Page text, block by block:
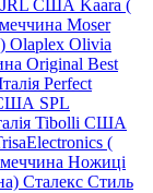
JRL США Kaara (
Moser
Olaplex Olivia
Original Best
Perfect
SPL
Tibolli США
(
Ножиці
Сталекс Стиль